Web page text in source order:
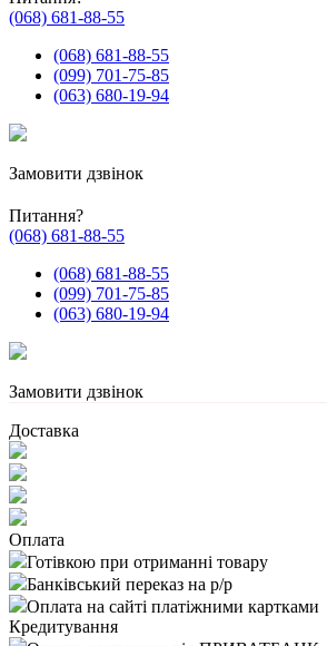
(068) 681-88-55
(068) 681-88-55
(099) 701-75-85
(063) 680-19-94
Замовити дзвінок
Питання?
(068) 681-88-55
(068) 681-88-55
(099) 701-75-85
(063) 680-19-94
Замовити дзвінок
Доставка
Оплата
Готівкою при отриманні товару
Банківський переказ на р/р
Оплата на сайті платіжними картками
Кредитування